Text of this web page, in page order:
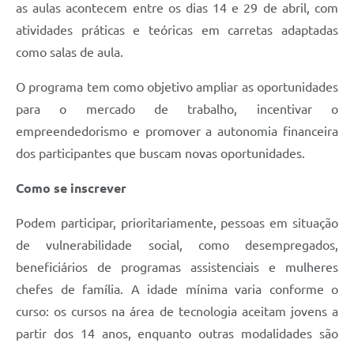
as aulas acontecem entre os dias 14 e 29 de abril, com
atividades práticas e teóricas em carretas adaptadas
como salas de aula.
O programa tem como objetivo ampliar as oportunidades
para o mercado de trabalho, incentivar o
empreendedorismo e promover a autonomia financeira
dos participantes que buscam novas oportunidades.
Como se inscrever
Podem participar, prioritariamente, pessoas em situação
de vulnerabilidade social, como desempregados,
beneficiários de programas assistenciais e mulheres
chefes de família. A idade mínima varia conforme o
curso: os cursos na área de tecnologia aceitam jovens a
partir dos 14 anos, enquanto outras modalidades são